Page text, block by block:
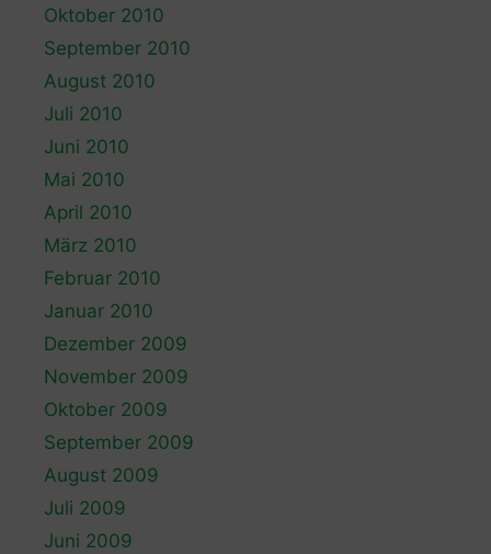
Oktober 2010
September 2010
August 2010
Juli 2010
Juni 2010
Mai 2010
April 2010
März 2010
Februar 2010
Januar 2010
Dezember 2009
November 2009
Oktober 2009
September 2009
August 2009
Juli 2009
Juni 2009